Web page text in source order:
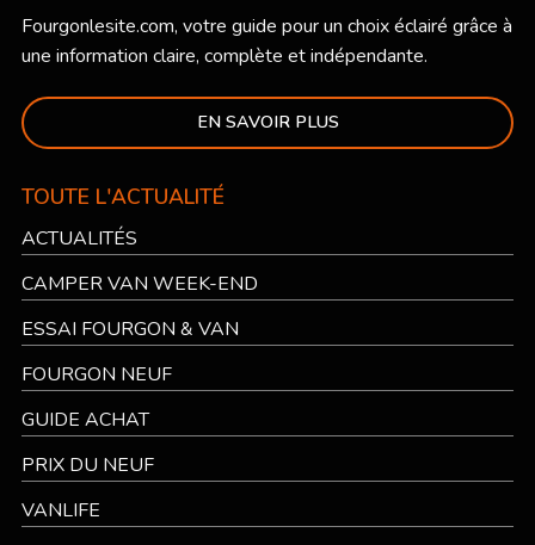
Fourgonlesite.com, votre guide pour un choix éclairé grâce à
une information claire, complète et indépendante.
EN SAVOIR PLUS
TOUTE L'ACTUALITÉ
ACTUALITÉS
CAMPER VAN WEEK-END
ESSAI FOURGON & VAN
FOURGON NEUF
GUIDE ACHAT
PRIX DU NEUF
VANLIFE